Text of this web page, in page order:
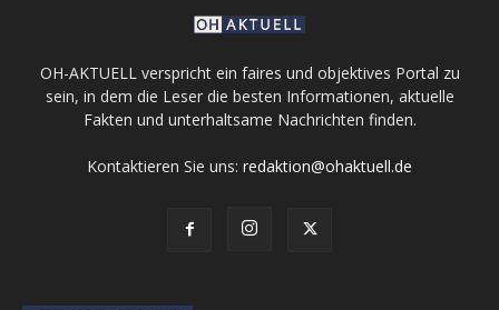
OH-AKTUELL verspricht ein faires und objektives Portal zu
sein, in dem die Leser die besten Informationen, aktuelle
Fakten und unterhaltsame Nachrichten finden.
Kontaktieren Sie uns: redaktion@ohaktuell.de